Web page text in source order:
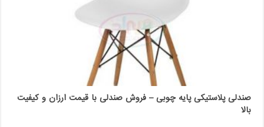
صندلی پلاستیکی پایه چوبی – فروش صندلی با قیمت ارزان و کیفیت
بالا